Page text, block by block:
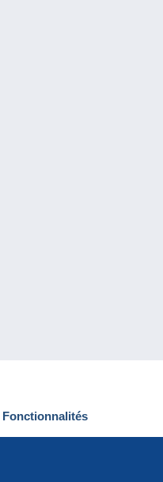
Fonctionnalités
Nouveautés